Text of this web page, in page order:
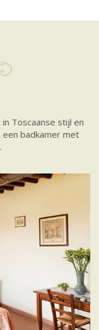
Toscaanse stijl en
badkamer met